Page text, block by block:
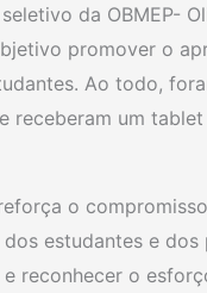
da OBMEP-
promover o
Ao todo,
receberam um
o
estudantes e
reconhecer o